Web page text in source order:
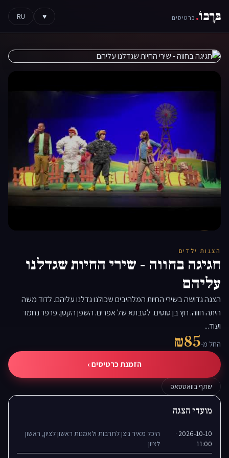
בּרָבוֹ. כרטיסים ♥
RU
▶
הצגות ילדים
חגיגה בחווה - שירי החיות שגדלנו
עליהם
הצגה גדושה בשירי החיות המלהיבים שכולנו גדלנו עליהם. לדוד משה
היתה חווה. רוץ בן סוסים. לסבתא של אפרים. השפן הקטן. פרפר נחמד
ועוד...
החל מ-₪85
הזמנת כרטיסים ›
שתף בוואטסאפ
מועדי הצגה
2026-10-10 ·
11:00
היכל מאיר ניצן לתרבות ולאמנות ראשון לציון, ראשון
לציון